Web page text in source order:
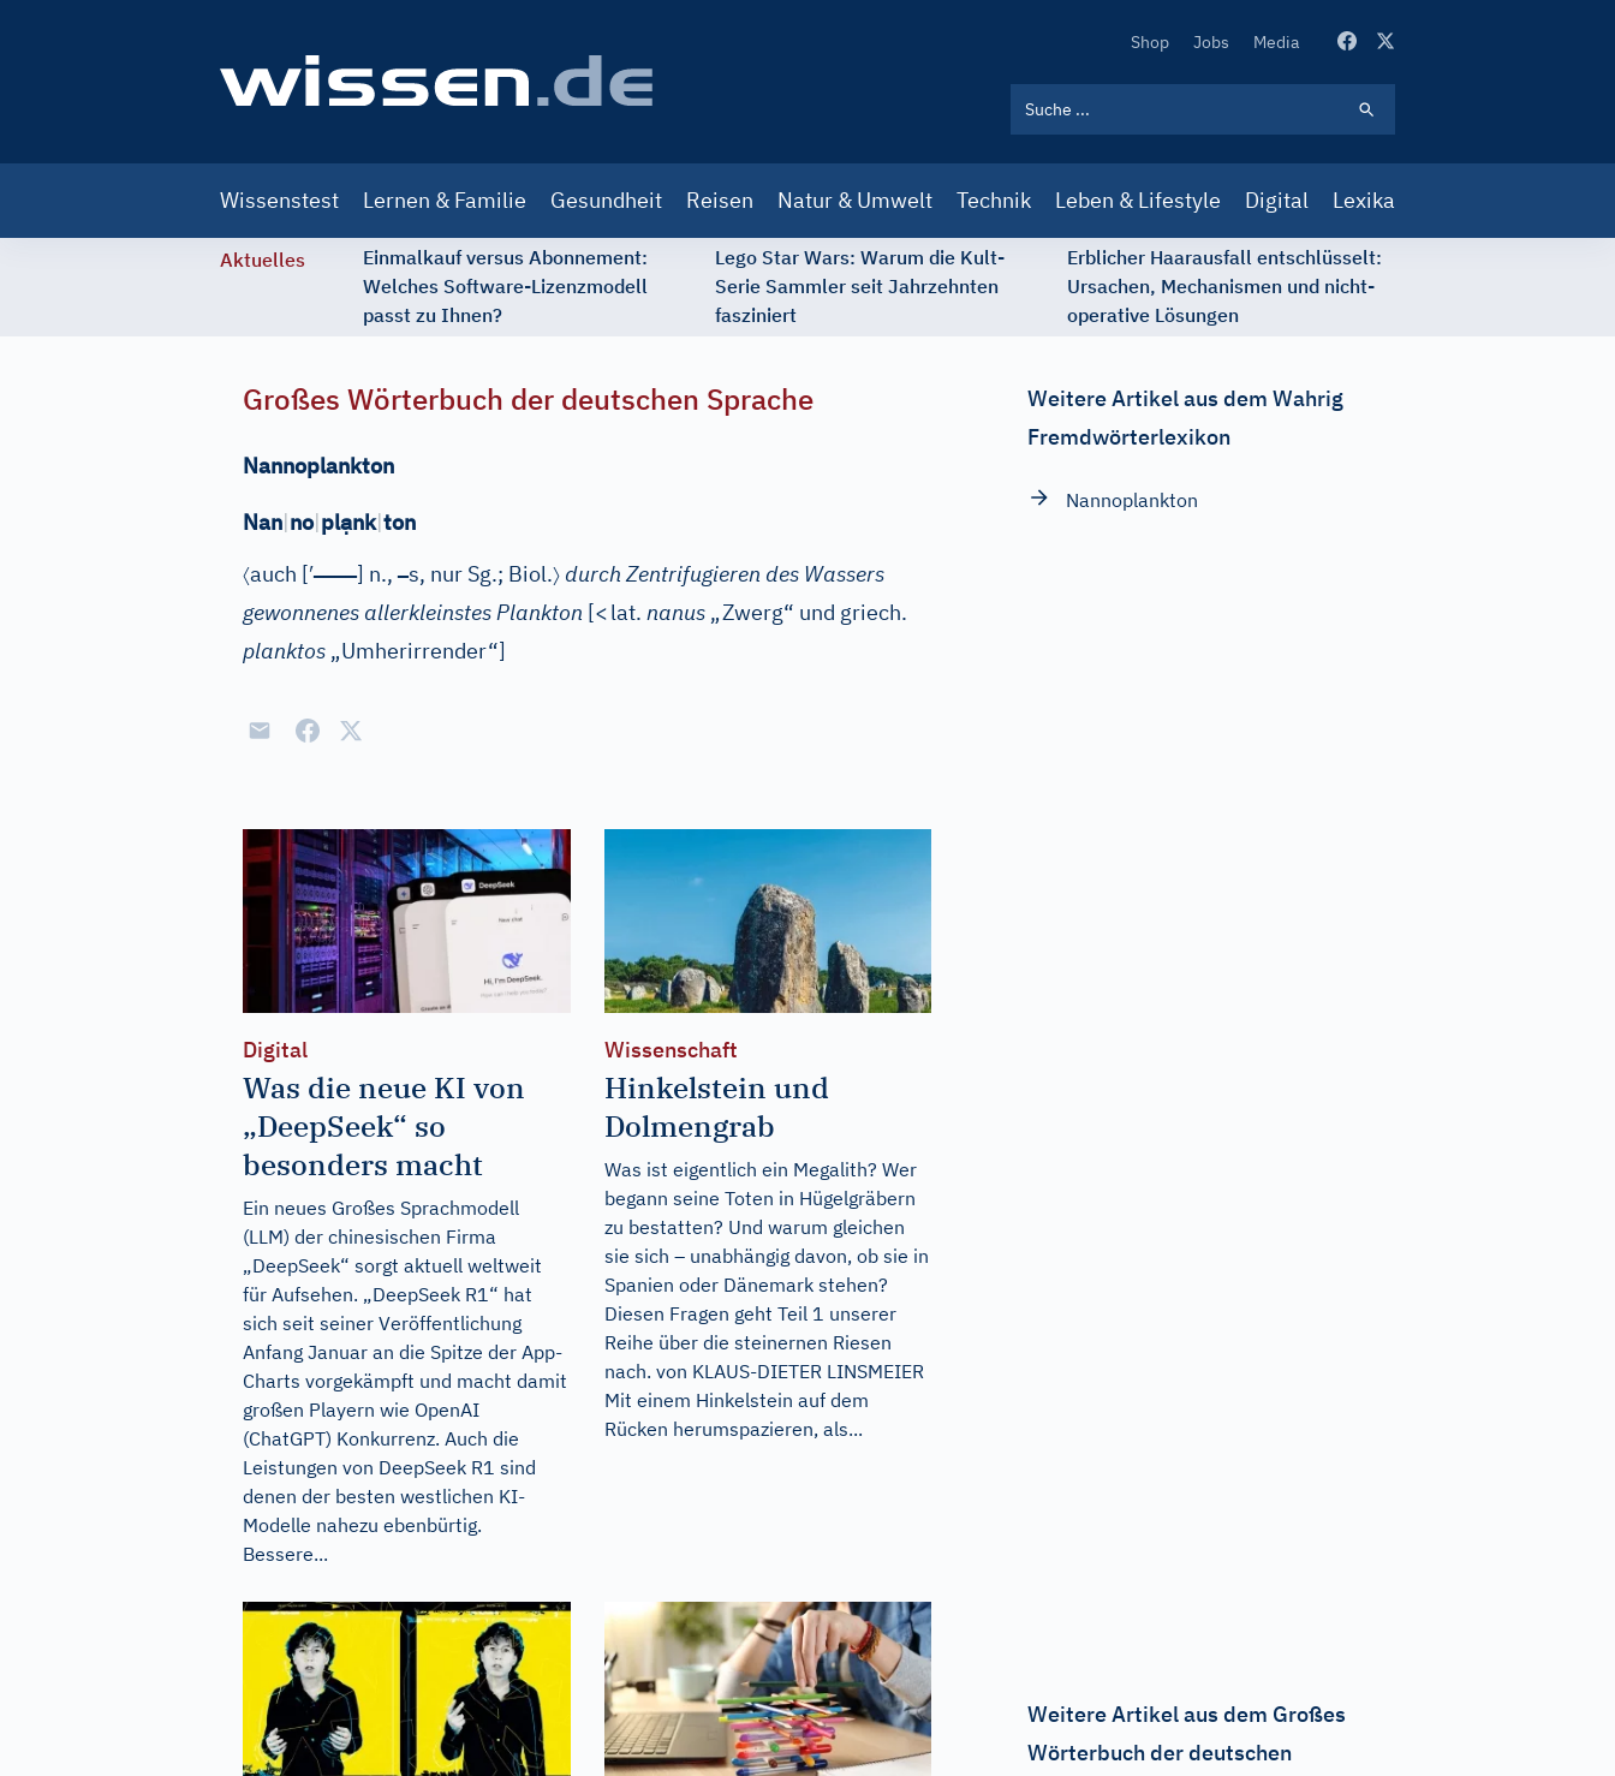
Secondary
Shop Jobs Media
navigation
Wissenstest Lernen & Familie Gesundheit Reisen Natur & Umwelt Technik Leben & Lifestyle Digital Lexika
Aktuelles
Einmalkauf versus Abonnement:
Welches Software-Lizenzmodell
passt zu Ihnen?
Lego Star Wars: Warum die Kult-
Serie Sammler seit Jahrzehnten
fasziniert
Erblicher Haarausfall entschlüsselt:
Ursachen, Mechanismen und nicht-
operative Lösungen
Großes Wörterbuch der deutschen Sprache
Nannoplankton
Nan|no|plạnk|ton
〈auch [′––––] n.,–s, nur Sg.; Biol.〉 durch Zentrifugieren des Wassers
gewonnenes allerkleinstes Plankton [<lat. nanus „Zwerg“ und griech.
planktos „Umherirrender“]
Digital
Was die neue KI von
„DeepSeek“ so
besonders macht
Ein neues Großes Sprachmodell
(LLM) der chinesischen Firma
„DeepSeek“ sorgt aktuell weltweit
für Aufsehen. „DeepSeek R1“ hat
sich seit seiner Veröffentlichung
Anfang Januar an die Spitze der App-
Charts vorgekämpft und macht damit
großen Playern wie OpenAI
(ChatGPT) Konkurrenz. Auch die
Leistungen von DeepSeek R1 sind
denen der besten westlichen KI-
Modelle nahezu ebenbürtig.
Bessere...
Wissenschaft
Hinkelstein und
Dolmengrab
Was ist eigentlich ein Megalith? Wer
begann seine Toten in Hügelgräbern
zu bestatten? Und warum gleichen
sie sich – unabhängig davon, ob sie in
Spanien oder Dänemark stehen?
Diesen Fragen geht Teil 1 unserer
Reihe über die steinernen Riesen
nach. von KLAUS-DIETER LINSMEIER
Mit einem Hinkelstein auf dem
Rücken herumspazieren, als...
Weitere Artikel aus dem Wahrig
Fremdwörterlexikon
Nannoplankton
Weitere Artikel aus dem Großes
Wörterbuch der deutschen